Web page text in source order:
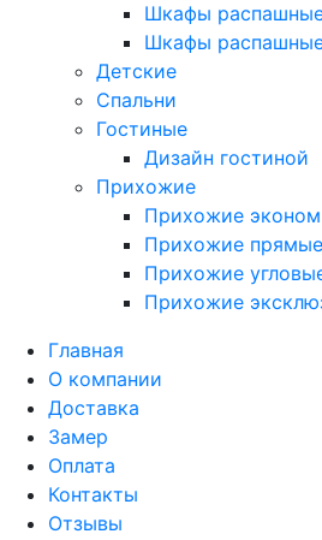
Шкафы
Шкафы
Детские
Спальни
Гостиные
Дизайн гостиной
Прихожие
Прихожие эконом
Прихожие прямые
Прихожие
Прихожие
Главная
О компании
Доставка
Замер
Оплата
Контакты
Отзывы